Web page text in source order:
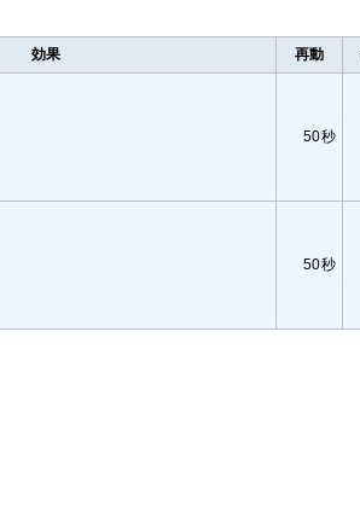
効果 再動
50秒
50秒